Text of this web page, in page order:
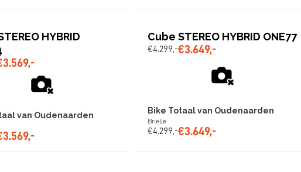
HYBRID
3.569,-
van Oudenaarden
3.569,-
Cube STEREO HYBRID ONE77
€4.299,-€3.649,-
Bike Totaal van Oudenaarden
Brielle
€4.299,-€3.649,-